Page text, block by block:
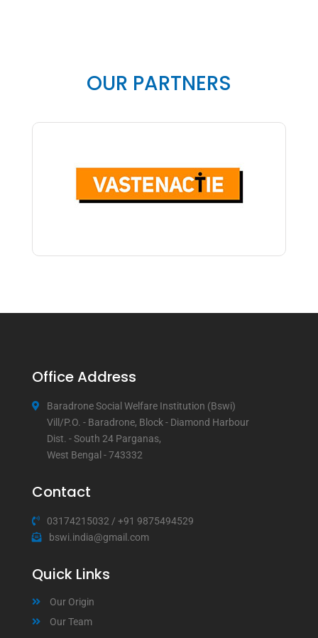
OUR PARTNERS
Office Address
Baradrone Social Welfare Institution (Bswi)
Vill/P.O. - Baradrone, Block - Diamond Harbour
Dist. - South 24 Parganas,
West Bengal - 743332
Contact
03174215032 / +91 9875494529
bswi.india@gmail.com
Quick Links
Our Origin
Our Team